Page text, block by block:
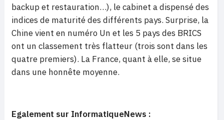
backup et restauration…), le cabinet a dispensé des
indices de maturité des différents pays. Surprise, la
Chine vient en numéro Un et les 5 pays des BRICS
ont un classement très flatteur (trois sont dans les
quatre premiers). La France, quant à elle, se situe
dans une honnête moyenne.
Egalement sur InformatiqueNews :